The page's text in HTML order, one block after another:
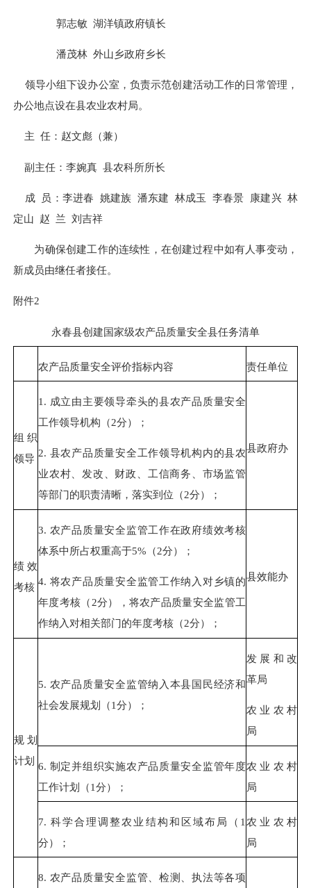
郭志敏 湖洋镇政府镇长
潘茂林 外山乡政府乡长
领导小组下设办公室， 负责示范创建活动工作的日常管理 ，
办公地点设在县农业农村局。
主 任：赵文彪（兼）
副主任：李婉真 县农科所所长
成 员： 李进春 姚建族 潘东建 林成玉 李春景 康建兴 林
定山 赵 兰 刘吉祥
为确保创建工作的连续性，在创建过程中如有人事变动，
新成员由继任者接任。
附件2
永春县创建国家级农产品质量安全县任务清单
农产品质量安全评价指标内容 责任单位
组织
领导
1. 成立由主要领导牵头的县农产品质量安全
工作领导机构（2分）；
2. 县农产品质量安全工作领导机构内的县农
业农村、发改、财政、工信商务、市场监管
等部门的职责清晰，落实到位（2分）；
县政府办
绩效
考核
3. 农产品质量安全监管工作在政府绩效考核
体系中所占权重高于5% （2分）；
4. 将农产品质量安全监管工作纳入对乡镇的
年度考核（ 2分），将农产品质量安全监管工
作纳入对相关部门的年度考核（2分）；
县效能办
规划
计划
5. 农产品质量安全监管纳入本县国民经济和
社会发展规划（1分）；
发展和改
革局
农业农村
局
6. 制定并组织实施农产品质量安全监管年度
工作计划（1分）；
农业农村
局
7.科学合理调整农业结构和区域布局（ 1
分）；
农业农村
局
8. 农产品质量安全监管、检测、执法等各项